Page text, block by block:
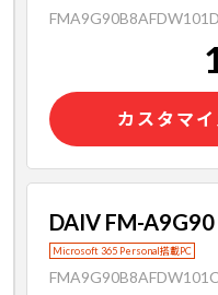
カスタマ
DAIV FM-A9G90
Microsoft 365 Personal搭載PC